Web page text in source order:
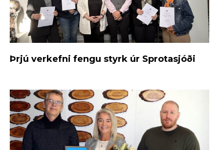
Þrjú verkefni fengu styrk úr Sprotasjóði